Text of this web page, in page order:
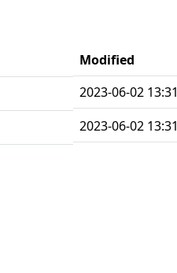
Modified
2023-06-02 13:31
2023-06-02 13:31